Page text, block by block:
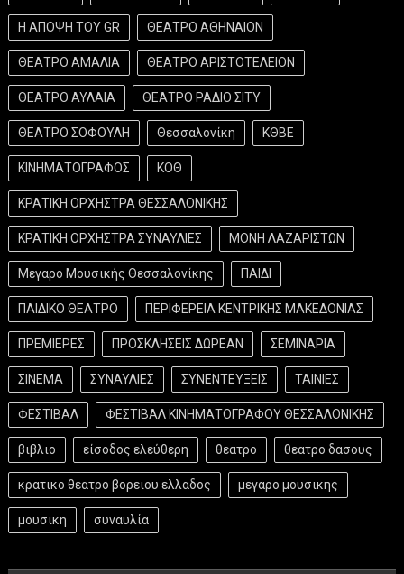
Η ΑΠΟΨΗ ΤΟΥ GR ΘΕΑΤΡΟ ΑΘΗΝΑΙΟΝ
ΘΕΑΤΡΟ ΑΜΑΛΙΑ ΘΕΑΤΡΟ ΑΡΙΣΤΟΤΕΛΕΙΟΝ
ΘΕΑΤΡΟ ΑΥΛΑΙΑ ΘΕΑΤΡΟ ΡΑΔΙΟ ΣΙΤΥ
ΘΕΑΤΡΟ ΣΟΦΟΥΛΗ Θεσσαλονίκη ΚΘΒΕ
ΚΙΝΗΜΑΤΟΓΡΑΦΟΣ ΚΟΘ
ΚΡΑΤΙΚΗ ΟΡΧΗΣΤΡΑ ΘΕΣΣΑΛΟΝΙΚΗΣ
ΚΡΑΤΙΚΗ ΟΡΧΗΣΤΡΑ ΣΥΝΑΥΛΙΕΣ ΜΟΝΗ ΛΑΖΑΡΙΣΤΩΝ
Μεγαρο Μουσικής Θεσσαλονίκης ΠΑΙΔΙ
ΠΑΙΔΙΚΟ ΘΕΑΤΡΟ ΠΕΡΙΦΕΡΕΙΑ ΚΕΝΤΡΙΚΗΣ ΜΑΚΕΔΟΝΙΑΣ
ΠΡΕΜΙΕΡΕΣ ΠΡΟΣΚΛΗΣΕΙΣ ΔΩΡΕΑΝ ΣΕΜΙΝΑΡΙΑ
ΣΙΝΕΜΑ ΣΥΝΑΥΛΙΕΣ ΣΥΝΕΝΤΕΥΞΕΙΣ ΤΑΙΝΙΕΣ
ΦΕΣΤΙΒΑΛ ΦΕΣΤΙΒΑΛ ΚΙΝΗΜΑΤΟΓΡΑΦΟΥ ΘΕΣΣΑΛΟΝΙΚΗΣ
βιβλιο είσοδος ελεύθερη θεατρο θεατρο δασους
κρατικο θεατρο βορειου ελλαδος μεγαρο μουσικης
μουσικη συναυλία